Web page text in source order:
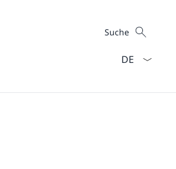
Suche
Suche